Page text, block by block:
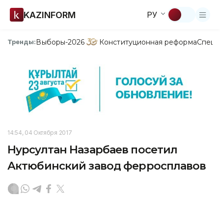
KAZINFORM РУ
Тренды:Выборы-2026 Конституционная реформа
14:54, 04 Октября 2017
Нурсултан Назарбаев посетил
Актюбинский завод ферросплавов